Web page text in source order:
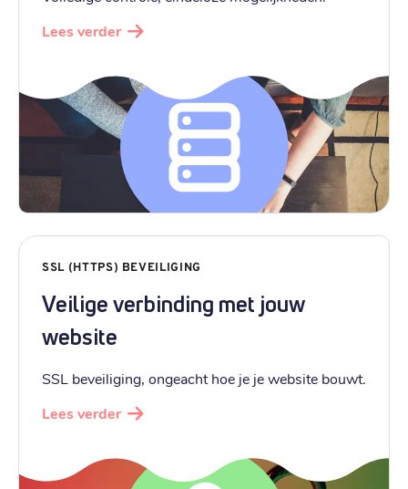
Lees verder
SSL (HTTPS) BEVEILIGING
Veilige verbinding met jouw
website
SSL beveiliging, ongeacht hoe je je website bouwt.
Lees verder